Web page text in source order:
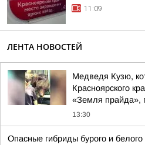
11:09
ЛЕНТА НОВОСТЕЙ
Медведя Кузю,
Красноярского
«Земля прайда»,
13:30
Опасные гибриды бурого и